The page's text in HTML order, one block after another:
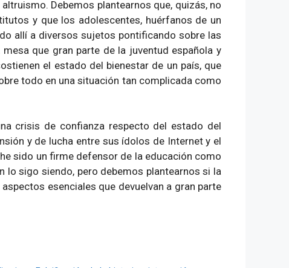
Debemos plantearnos que, quizás, no
y que los adolescentes, huérfanos de un
allí a diversos sujetos pontificando sobre las
que gran parte de la juventud española y
el estado del bienestar de un país, que
todo en una situación tan complicada como
crisis de confianza respecto del estado del
y de lucha entre sus ídolos de Internet y el
sido un firme defensor de la educación como
sigo siendo, pero debemos plantearnos si la
esenciales que devuelvan a gran parte